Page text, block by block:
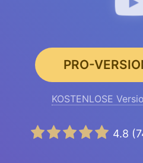
PRO-
KOSTENLOSE
4.8 (